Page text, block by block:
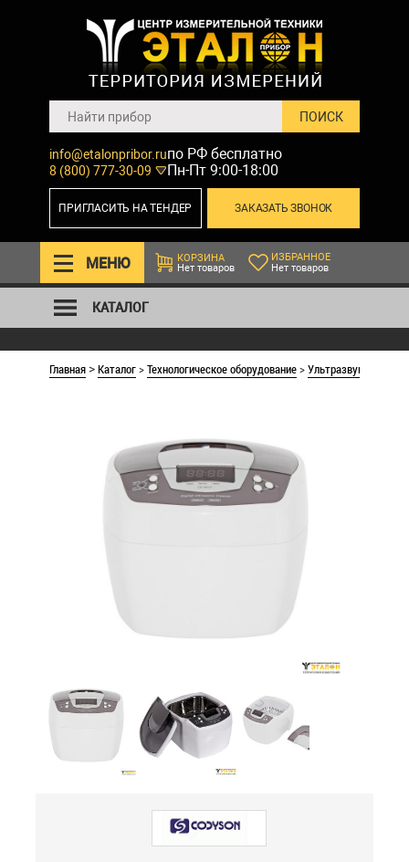
info@etalonpribor.ru
8 (800) 777-30-09
по РФ бесплатно
Пн-Пт 9:00-18:00
ЗАКАЗАТЬ ЗВОНОК
ПРИГЛАСИТЬ НА ТЕНДЕР
МЕНЮ
КОРЗИНА
Нет товаров
ИЗБРАННОЕ
Нет товаров
КАТАЛОГ
Главная >Каталог>Технологическое оборудование>Ультразвуковые